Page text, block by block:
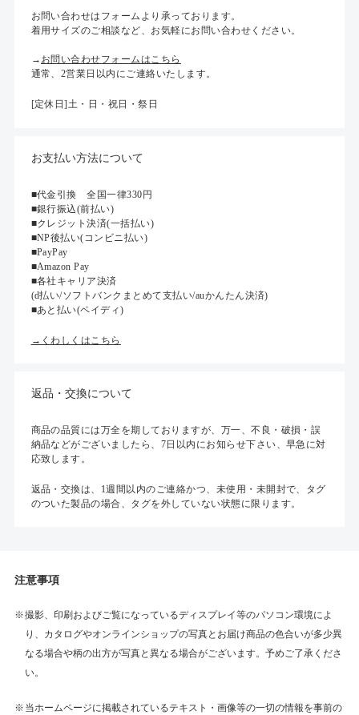
お問い合わせはフォームより承っております。
着用サイズのご相談など、お気軽にお問い合わせください。
→ お問い合わせフォームはこちら
通常、2営業日以内にご連絡いたします。
[定休日]土・日・祝日・祭日
お支払い方法について
■代金引換 全国一律330円
■銀行振込(前払い)
■クレジット決済(一括払い)
■NP後払い(コンビニ払い)
■PayPay
■Amazon Pay
■各社キャリア決済
(d払い/ソフトバンクまとめて支払い/auかんたん決済)
■あと払い(ペイディ)
→くわしくはこちら
返品・交換について
商品の品質には万全を期しておりますが、万一、不良・破損・誤
納品などがございましたら、7日以内にお知らせ下さい、早急に対
応致します。
返品・交換は、1週間以内のご連絡かつ、未使用・未開封で、タグ
のついた製品の場合、タグを外していない状態に限ります。
注意事項
撮影、印刷およびご覧になっているディスプレイ等のパソコン環境によ
り、カタログやオンラインショップの写真とお届け商品の色合いが多少異
なる場合や柄の出方が写真と異なる場合がございます。予めご了承くださ
い。
当ホームページに掲載されているテキスト・画像等の一切の情報を事前の